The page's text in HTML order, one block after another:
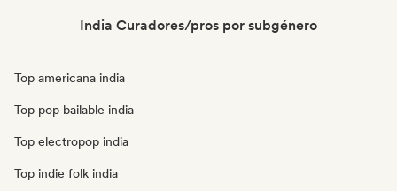
India Curadores/pros por subgénero
Top americana india
Top pop bailable india
Top electropop india
Top indie folk india